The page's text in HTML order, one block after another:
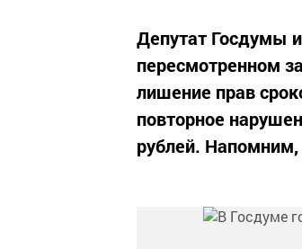
Депутат Госдумы
пересмотренном
лишение прав
повторное
рублей.